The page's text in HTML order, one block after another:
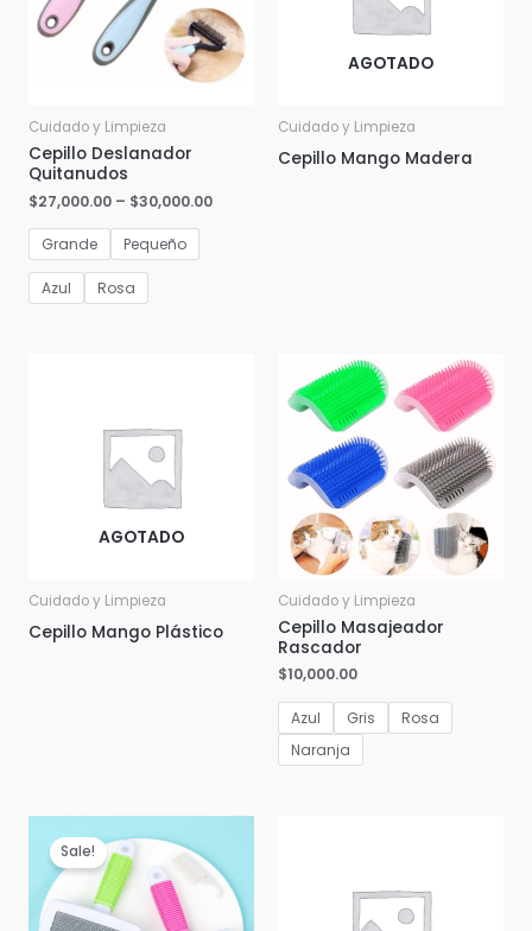
Cuidado y Limpieza
Cepillo Deslanador
Quitanudos
$27,000.00 – $30,000.00
Grande Pequeño
Azul Rosa
AGOTADO
Cuidado y Limpieza
Cepillo Mango Madera
AGOTADO
Cuidado y Limpieza
Cepillo Mango Plástico
Cuidado y Limpieza
Cepillo Masajeador
Rascador
$10,000.00
Azul Gris
Rosa
Naranja
Sale!